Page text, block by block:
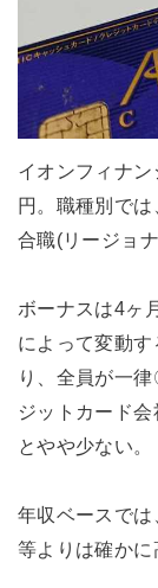
イオンフィナ
円。職種別で
合職(リージョ
ボーナスは4ヶ
によって変動
り、全員が一
ジットカード
とやや少ない。
年収ベースで
等よりは確かに